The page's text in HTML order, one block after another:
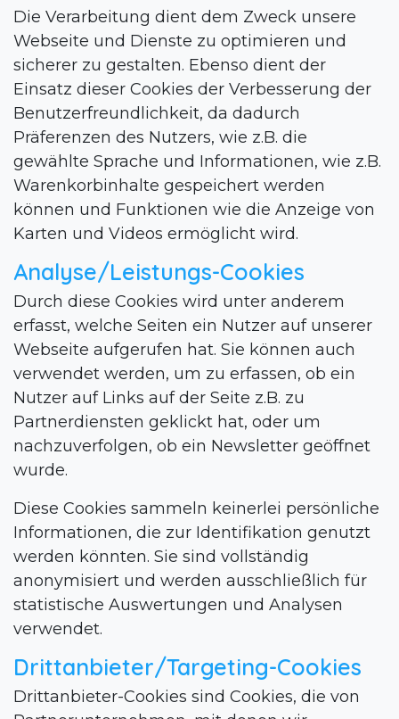
Die Verarbeitung dient dem Zweck unsere
Webseite und Dienste zu optimieren und
sicherer zu gestalten. Ebenso dient der
Einsatz dieser Cookies der Verbesserung der
Benutzerfreundlichkeit, da dadurch
Präferenzen des Nutzers, wie z.B. die
gewählte Sprache und Informationen, wie z.B.
Warenkorbinhalte gespeichert werden
können und Funktionen wie die Anzeige von
Karten und Videos ermöglicht wird.
Analyse/Leistungs-Cookies
Durch diese Cookies wird unter anderem
erfasst, welche Seiten ein Nutzer auf unserer
Webseite aufgerufen hat. Sie können auch
verwendet werden, um zu erfassen, ob ein
Nutzer auf Links auf der Seite z.B. zu
Partnerdiensten geklickt hat, oder um
nachzuverfolgen, ob ein Newsletter geöffnet
wurde.
Diese Cookies sammeln keinerlei persönliche
Informationen, die zur Identifikation genutzt
werden könnten. Sie sind vollständig
anonymisiert und werden ausschließlich für
statistische Auswertungen und Analysen
verwendet.
Drittanbieter/Targeting-Cookies
Drittanbieter-Cookies sind Cookies, die von